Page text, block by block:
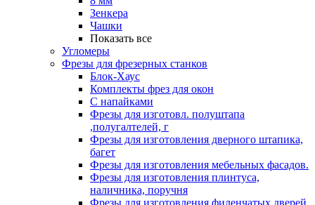
Зенкера
Чашки
Показать все
Угломеры
Фрезы для фрезерных станков
Блок-Хаус
Комплекты фрез для окон
С напайками
Фрезы для изготовл. полуштапа
,полугалтелей, г
Фрезы для изготовления дверного штапика,
багет
Фрезы для изготовления мебельных фасадов.
Фрезы для изготовления плинтуса,
наличника, поручня